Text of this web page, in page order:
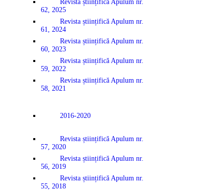
Revista științifică Apulum nr.
62, 2025
Revista științifică Apulum nr.
61, 2024
Revista științifică Apulum nr.
60, 2023
Revista științifică Apulum nr.
59, 2022
Revista științifică Apulum nr.
58, 2021
2016-2020
Revista științifică Apulum nr.
57, 2020
Revista științifică Apulum nr.
56, 2019
Revista științifică Apulum nr.
55, 2018